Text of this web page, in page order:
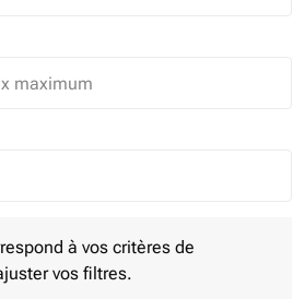
trip Selected
à vos critères de
vos filtres.